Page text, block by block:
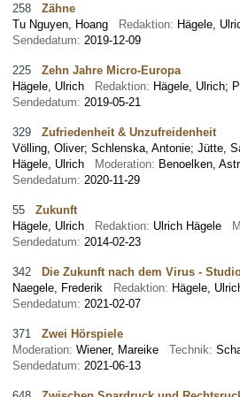
258 Zähne
Tu Nguyen, Hoang
Redaktion: Hägele,
Sendedatum: 2019-12-09
225 Zehn Jahre Micro-Europa
Hägele, Ulrich
Redaktion: Hägele, Ulrich;
Sendedatum: 2019-05-21
329 Zufriedenheit & Unzufreidenheit
Völling, Oliver; Schlenska, Antonie; Jütte,
Hägele, Ulrich Moderation: Benoelken,
Sendedatum: 2020-11-29
55 Zukunft
Hägele, Ulrich
Redaktion: Ulrich Hägele
Sendedatum: 2014-02-23
342 Die Zukunft nach dem Virus -
Naegele, Frederik
Redaktion: Hägele,
Sendedatum: 2021-02-07
371 Zwei Hörspiele
Moderation: Wiener, Mareike Technik:
Sendedatum: 2021-06-13